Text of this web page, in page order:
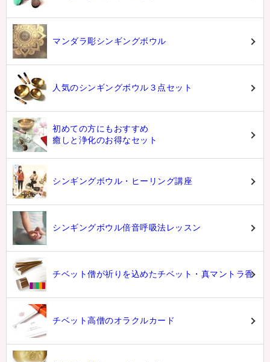
マンダラ彫シンギングボウル
人気のシンギングボウル３点セット
初めての方にもおすすめ
癒しと浄化のお得なセット
シンギングボウル・ヒーリング講座
シンギングボウル倍音呼吸法レッスン
チベット僧が祈りを込めたチベット・真マントラ香
チベット高僧のオラクルカード